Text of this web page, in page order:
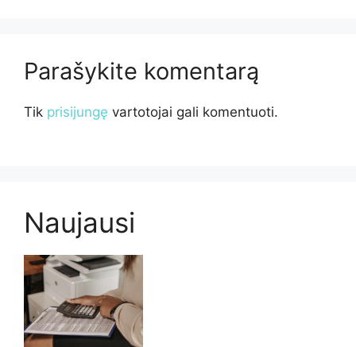
Parašykite komentarą
Tik prisijungę vartotojai gali komentuoti.
Naujausi